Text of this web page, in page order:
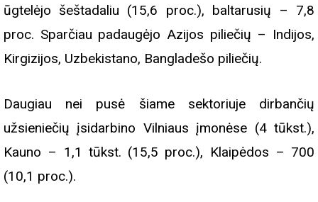
ūgtelėjo šeštadaliu (15,6 proc.), baltarusių – 7,8
proc. Sparčiau padaugėjo Azijos piliečių – Indijos,
Kirgizijos, Uzbekistano, Bangladešo piliečių.
Daugiau nei pusė šiame sektoriuje dirbančių
užsieniečių įsidarbino Vilniaus įmonėse (4 tūkst.),
Kauno – 1,1 tūkst. (15,5 proc.), Klaipėdos – 700
(10,1 proc.).